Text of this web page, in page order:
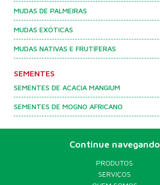
MUDAS DE PALMEIRAS
MUDAS EXÓTICAS
MUDAS NATIVAS E FRUTÍFERAS
SEMENTES
SEMENTES DE ACACIA MANGIUM
SEMENTES DE MOGNO AFRICANO
Continue navegando
PRODUTOS
SERVIÇOS